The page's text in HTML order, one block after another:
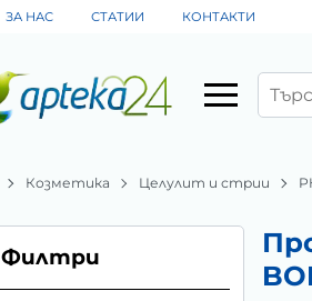
ЗА НАС СТАТИИ КОНТАКТИ
Козметика Целулит и стрии
Филтри